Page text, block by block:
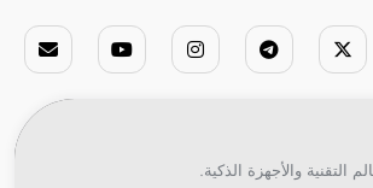
والأجهزة الذكية.